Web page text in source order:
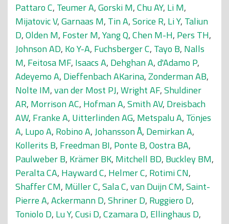
Pattaro C, Teumer A,Gorski M,Chu AY, Li M,
Mijatovic V,Garnaas M, Tin A,Sorice R, Li Y, Taliun
D,Olden M, Foster M,Yang Q,Chen M-H, Pers TH,
Johnson AD, Ko Y-A, Fuchsberger C, Tayo B, Nalls
M, Feitosa MF, Isaacs A, Dehghan A,d'Adamo P,
Adeyemo A, Dieffenbach AKarina,Zonderman AB,
Nolte IM,van der Most PJ,Wright AF,Shuldiner
AR, Morrison AC, Hofman A,Smith AV, Dreisbach
AW, Franke A, Uitterlinden AG, Metspalu A, Tönjes
A, Lupo A, Robino A,Johansson Å, Demirkan A,
Kollerits B, Freedman BI, Ponte B,Oostra BA,
Paulweber B, Krämer BK, Mitchell BD, Buckley BM,
Peralta CA, Hayward C, Helmer C, Rotimi CN,
Shaffer CM, Müller C,Sala C,van Duijn CM,Saint-
Pierre A,Ackermann D,Shriner D, Ruggiero D,
Toniolo D, Lu Y,Cusi D,Czamara D, Ellinghaus D,